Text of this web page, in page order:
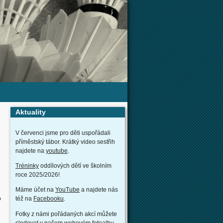
Aktuality
V červenci jsme pro děti uspořádali
příměstský tábor. Krátký video sestřih
najdete na youtube.
Tréninky oddílových dětí ve školním
roce 2025/2026!
Máme účet na YouTube a najdete nás
též na Facebooku.
Fotky z námi pořádaných akcí můžete